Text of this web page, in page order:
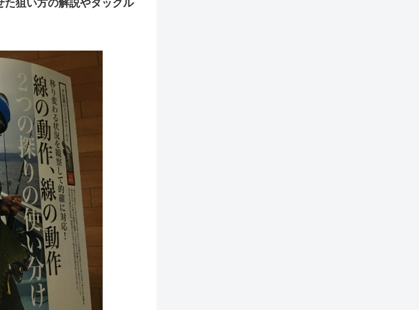
た狙い方の解説やタックル